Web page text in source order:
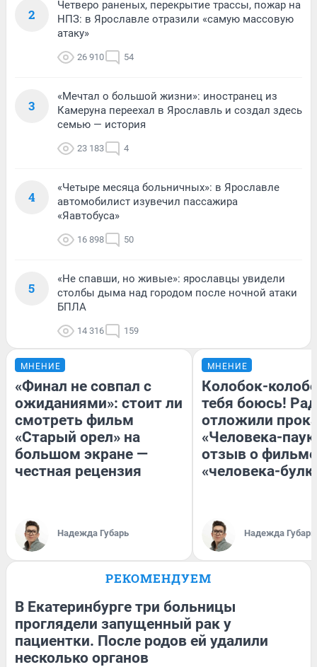
2
Четверо раненых, перекрытие трассы, пожар на
НПЗ: в Ярославле отразили «самую массовую
атаку»
26 910 54
3
«Мечтал о большой жизни»: иностранец из
Камеруна переехал в Ярославль и создал здесь
семью — история
23 183 4
4
«Четыре месяца больничных»: в Ярославле
автомобилист изувечил пассажира
«Яавтобуса»
16 898 50
5
«Не спавши, но живые»: ярославцы увидели
столбы дыма над городом после ночной атаки
БПЛА
14 316 159
МНЕНИЕ
«Финал не совпал с
ожиданиями»: стоит ли
смотреть фильм
«Старый орел» на
большом экране —
честная рецензия
Надежда Губарь
МНЕНИЕ
Колобок-
тебя боюсь!
отложили
«Человека-
отзыв о
«человека-
Надежда Губарь
РЕКОМЕНДУЕМ
В Екатеринбурге три больницы
проглядели запущенный рак у
пациентки. После родов ей удалили
несколько органов